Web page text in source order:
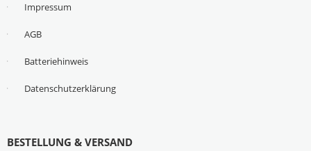
Impressum
AGB
Batteriehinweis
Datenschutzerklärung
BESTELLUNG & VERSAND